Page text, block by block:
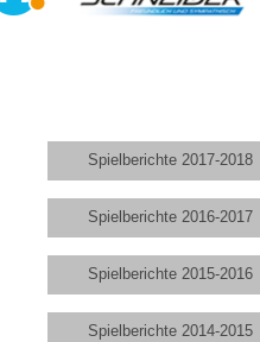
Spielberichte 2017-2018
Spielberichte 2016-2017
Spielberichte 2015-2016
Spielberichte 2014-2015